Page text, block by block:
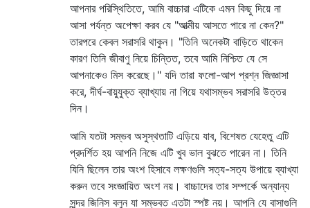
আপনার পরিস্থিতিতে, আমি বাচ্চারা এটিকে এমন কিছু দিয়ে না
আসা পর্যন্ত অপেক্ষা করব যে "আত্মীয় আসতে পারে না কেন?"
তারপরে কেবল সরাসরি থাকুন। "তিনি অনেকটা বাড়িতে থাকেন
কারণ তিনি জীবাণু নিয়ে চিন্তিত, তবে আমি নিশ্চিত যে সে
আপনাকেও মিস করেছে।" যদি তারা ফলো-আপ প্রশ্ন জিজ্ঞাসা
করে, দীর্ঘ-বায়ুযুক্ত ব্যাখ্যায় না গিয়ে যথাসম্ভব সরাসরি উত্তর
দিন।
আমি যতটা সম্ভব অসুস্থতাটি এড়িয়ে যাব, বিশেষত যেহেতু এটি
প্রদর্শিত হয় আপনি নিজে এটি খুব ভাল বুঝতে পারেন না। তিনি
যিনি ছিলেন তার অংশ হিসাবে লক্ষণগুলি সত্য-সত্য উপায়ে ব্যাখ্যা
করুন তবে সংজ্ঞায়িত অংশ নয়। বাচ্চাদের তার সম্পর্কে অন্যান্য
সুন্দর জিনিস বলুন যা সম্ভবত এতটা স্পষ্ট নয়। আপনি যে বাসাগুলি